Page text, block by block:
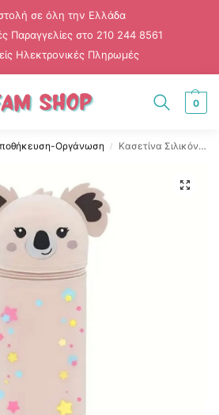
σε όλη την Ελλάδα
Παραγγελίες στο 210 244 8561
Ηλεκτρονικές Πληρωμές
0
Οργάνωση / Κασετίνα Σιλικόνης με Θέμα Κοάλα & Σχέδιο Αστεράκια